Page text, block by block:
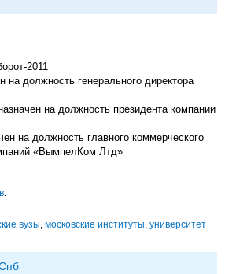
2011
на должность генерального директора
на должность президента компании
на должность главного коммерческого
«ВымпелКом Лтд»
вузы московские институты университет